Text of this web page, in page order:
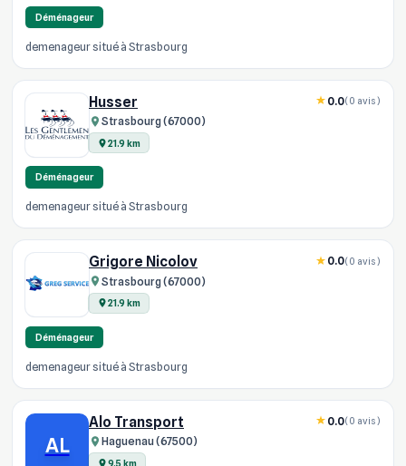
Déménageur
demenageur situé à Strasbourg
Husser
Strasbourg (67000)
21.9 km
0.0(0 avis)
Déménageur
demenageur situé à Strasbourg
Grigore Nicolov
Strasbourg (67000)
21.9 km
0.0(0 avis)
Déménageur
demenageur situé à Strasbourg
AL
Alo Transport
Haguenau (67500)
9.5 km
0.0(0 avis)